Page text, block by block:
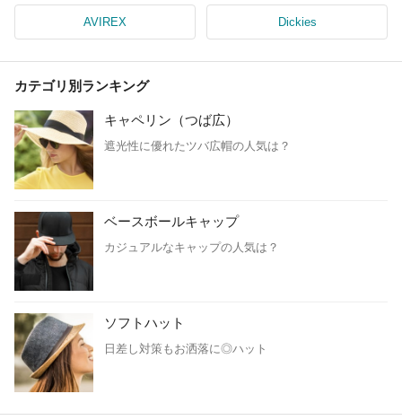
AVIREX Dickies
カテゴリ別ランキング
キャペリン（つば広）
遮光性に優れたツバ広帽の人気は？
ベースボールキャップ
カジュアルなキャップの人気は？
ソフトハット
日差し対策もお洒落に◎ハット